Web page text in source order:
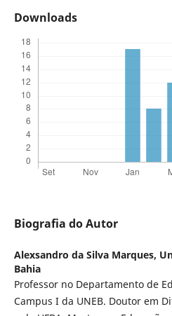
Downloads
Biografia do Autor
Alexsandro da Silva Marques,
Bahia
Professor no Departamento de
Campus I da UNEB. Doutor em